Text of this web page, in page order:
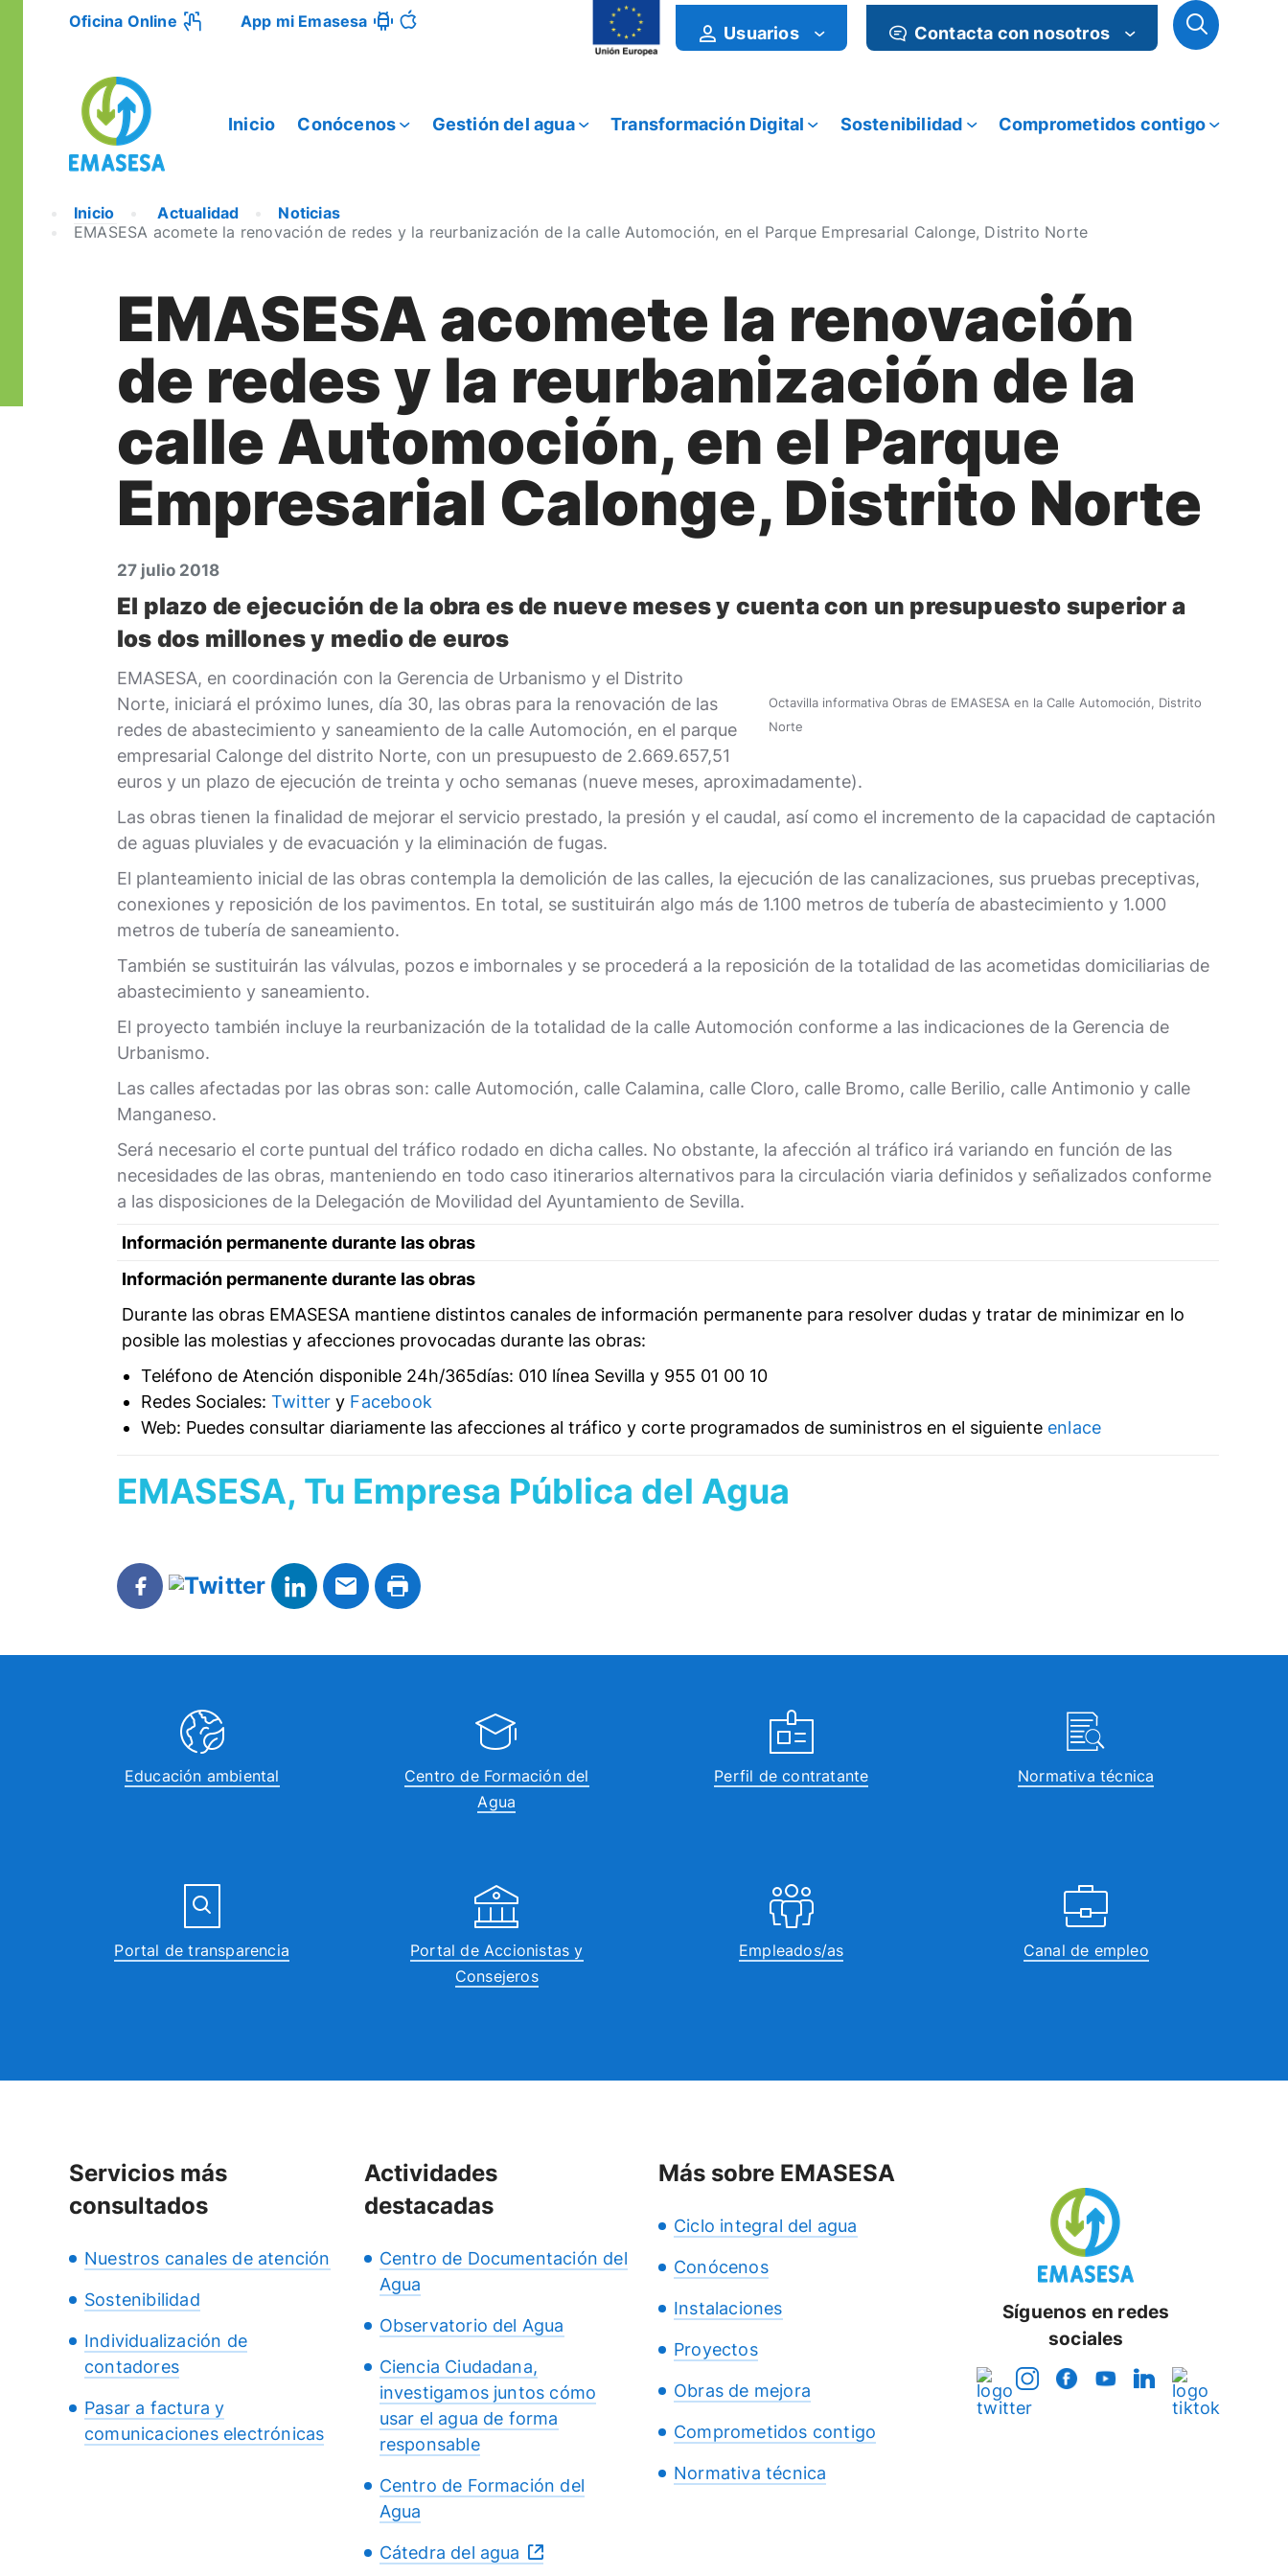
Oficina Online App mi Emasesa
Usuarios Contacta con nosotros
Inicio Conócenos Gestión del agua Transformación Digital Sostenibilidad Comprometidos contigo
Inicio Actualidad
Noticias
EMASESA acomete la renovación de redes y la reurbanización de la calle Automoción, en el Parque Empresarial Calonge, Distrito Norte
EMASESA acomete la renovación
de redes y la reurbanización de la
calle Automoción, en el Parque
Empresarial Calonge, Distrito Norte
27 julio 2018
El plazo de ejecución de la obra es de nueve meses y cuenta con un presupuesto superior a
los dos millones y medio de euros
Octavilla informativa Obras de EMASESA en la Calle Automoción, Distrito
Norte
EMASESA, en coordinación con la Gerencia de Urbanismo y el Distrito
Norte, iniciará el próximo lunes, día 30, las obras para la renovación de las
redes de abastecimiento y saneamiento de la calle Automoción, en el parque
empresarial Calonge del distrito Norte, con un presupuesto de 2.669.657,51
euros y un plazo de ejecución de treinta y ocho semanas (nueve meses, aproximadamente).
Las obras tienen la finalidad de mejorar el servicio prestado, la presión y el caudal, así como el incremento de la capacidad de captación
de aguas pluviales y de evacuación y la eliminación de fugas.
El planteamiento inicial de las obras contempla la demolición de las calles, la ejecución de las canalizaciones, sus pruebas preceptivas,
conexiones y reposición de los pavimentos. En total, se sustituirán algo más de 1.100 metros de tubería de abastecimiento y 1.000
metros de tubería de saneamiento.
También se sustituirán las válvulas, pozos e imbornales y se procederá a la reposición de la totalidad de las acometidas domiciliarias de
abastecimiento y saneamiento.
El proyecto también incluye la reurbanización de la totalidad de la calle Automoción conforme a las indicaciones de la Gerencia de
Urbanismo.
Las calles afectadas por las obras son: calle Automoción, calle Calamina, calle Cloro, calle Bromo, calle Berilio, calle Antimonio y calle
Manganeso.
Será necesario el corte puntual del tráfico rodado en dicha calles. No obstante, la afección al tráfico irá variando en función de las
necesidades de las obras, manteniendo en todo caso itinerarios alternativos para la circulación viaria definidos y señalizados conforme
a las disposiciones de la Delegación de Movilidad del Ayuntamiento de Sevilla.
Información permanente durante las obras
Información permanente durante las obras
Durante las obras EMASESA mantiene distintos canales de información permanente para resolver dudas y tratar de minimizar en lo
posible las molestias y afecciones provocadas durante las obras:
Teléfono de Atención disponible 24h/365días: 010 línea Sevilla y 955 01 00 10
Redes Sociales: Twitter y Facebook
Web: Puedes consultar diariamente las afecciones al tráfico y corte programados de suministros en el siguiente enlace
EMASESA, Tu Empresa Pública del Agua
Educación ambiental
Centro de Formación del
Agua
Perfil de contratante Normativa técnica
Portal de transparencia
Portal de Accionistas y
Consejeros
Empleados/as Canal de empleo
Servicios más
consultados
Nuestros canales de atención
Sostenibilidad
Individualización de
contadores
Pasar a factura y
comunicaciones electrónicas
Actividades
destacadas
Centro de Documentación del
Agua
Observatorio del Agua
Ciencia Ciudadana,
investigamos juntos cómo
usar el agua de forma
responsable
Centro de Formación del
Agua
Cátedra del agua
Más sobre EMASESA
Ciclo integral del agua
Conócenos
Instalaciones
Proyectos
Obras de mejora
Comprometidos contigo
Normativa técnica
Síguenos en redes
sociales